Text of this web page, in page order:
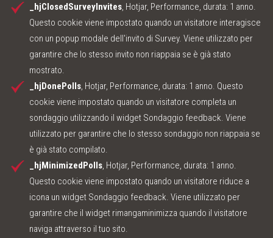
_hjClosedSurveyInvites, Hotjar, Performance, durata: 1 anno.
Questo cookie viene impostato quando un visitatore interagisce
con un popup modale dell'invito di Survey. Viene utilizzato per
garantire che lo stesso invito non riappaia se è già stato
mostrato.
_hjDonePolls, Hotjar, Performance, durata: 1 anno. Questo
cookie viene impostato quando un visitatore completa un
sondaggio utilizzando il widget Sondaggio feedback. Viene
utilizzato per garantire che lo stesso sondaggio non riappaia se
è già stato compilato.
_hjMinimizedPolls, Hotjar, Performance, durata: 1 anno.
Questo cookie viene impostato quando un visitatore riduce a
icona un widget Sondaggio feedback. Viene utilizzato per
garantire che il widget rimangaminimizza quando il visitatore
naviga attraverso il tuo sito.